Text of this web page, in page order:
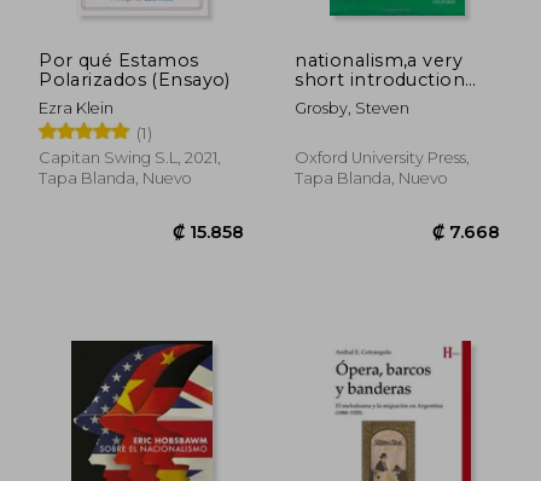
Por qué Estamos
Polarizados (Ensayo)
Ezra Klein
(1)
Capitan Swing S.L, 2021,
Tapa Blanda, Nuevo
₡ 15.858
nationalism,a very
short introduction
(en Inglés)
Grosby, Steven
Oxford University Press,
Tapa Blanda, Nuevo